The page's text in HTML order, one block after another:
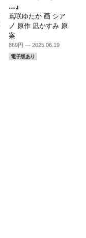
…』
嶌咲ゆたか 画 シア
ノ 原作 凪かすみ 原
案
869円 — 2025.06.19
電子版あり